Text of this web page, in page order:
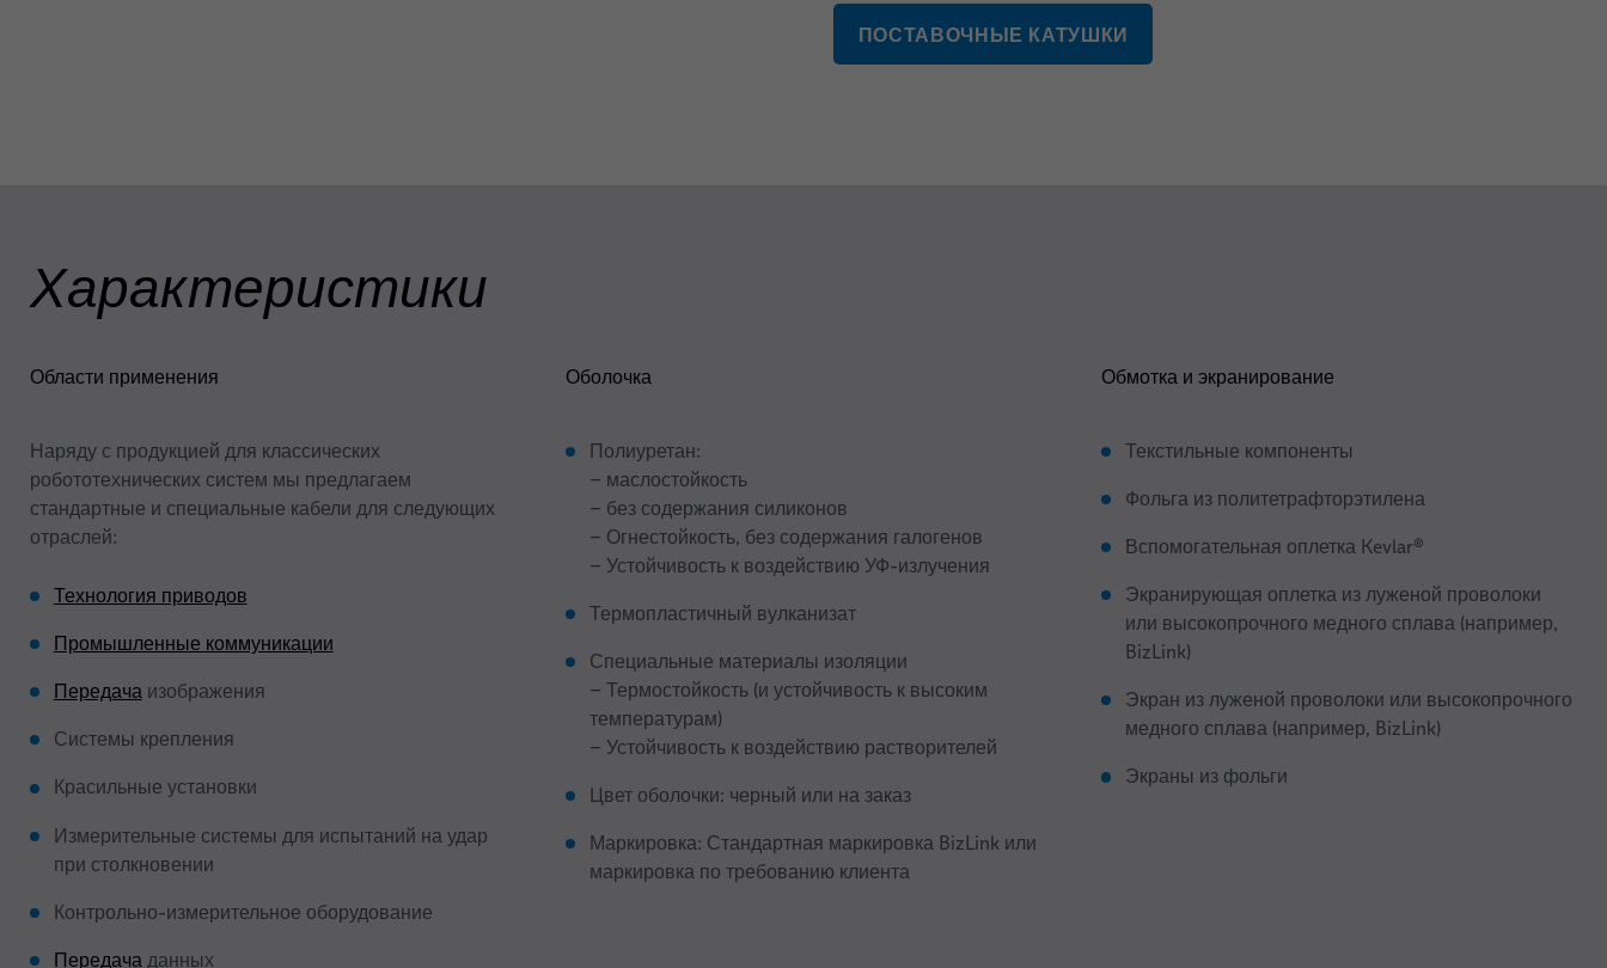
Центр испытания BizLink
публикации
Карьер
Cобытия
ПОСТАВОЧНЫЕ КАТУШКИ
Характеристики
Области применения
Наряду с продукцией для классических
робототехнических систем мы предлагаем
стандартные и специальные кабели для следующих
отраслей:
Технология приводов
Промышленные коммуникации
Передачаизображения
Системы крепления
Красильные установки
Измерительные системы для испытаний на удар
при столкновении
Контрольно-измерительное оборудование
Передачаданных
Оболочка
Полиуретан:
– маслостойкость
– без содержания силиконов
– Огнестойкость, без содержания галогенов
– Устойчивость к воздействию УФ-излучения
Термопластичный вулканизат
Специальные материалы изоляции
– Термостойкость (и устойчивость к высоким
температурам)
– Устойчивость к воздействию растворителей
Цвет оболочки: черный или на заказ
Маркировка: Стандартная маркировка BizLink или
маркировка по требованию клиента
Обмотка и экранирование
Текстильные компоненты
Фольга из политетрафторэтилена
Вспомогательная оплетка Kevlar®
Экранирующая оплетка из луженой проволоки
или высокопрочного медного сплава (например,
BizLink)
Экран из луженой проволоки или высокопрочного
медного сплава (например, BizLink)
Экраны из фольги